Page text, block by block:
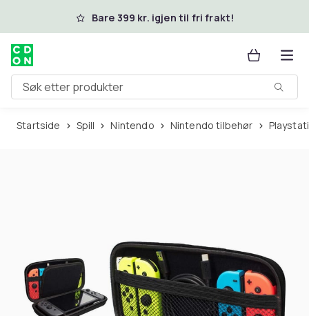
Hopp til hovedinnholdBare 399 kr. igjen til fri frakt!
Søk etter produkter
Startside Spill Nintendo Nintendo tilbehør